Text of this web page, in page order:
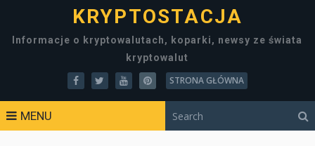
KRYPTOSTACJA
Informacje o kryptowalutach, koparki, newsy ze świata
kryptowalut
STRONA GŁÓWNA
MENU